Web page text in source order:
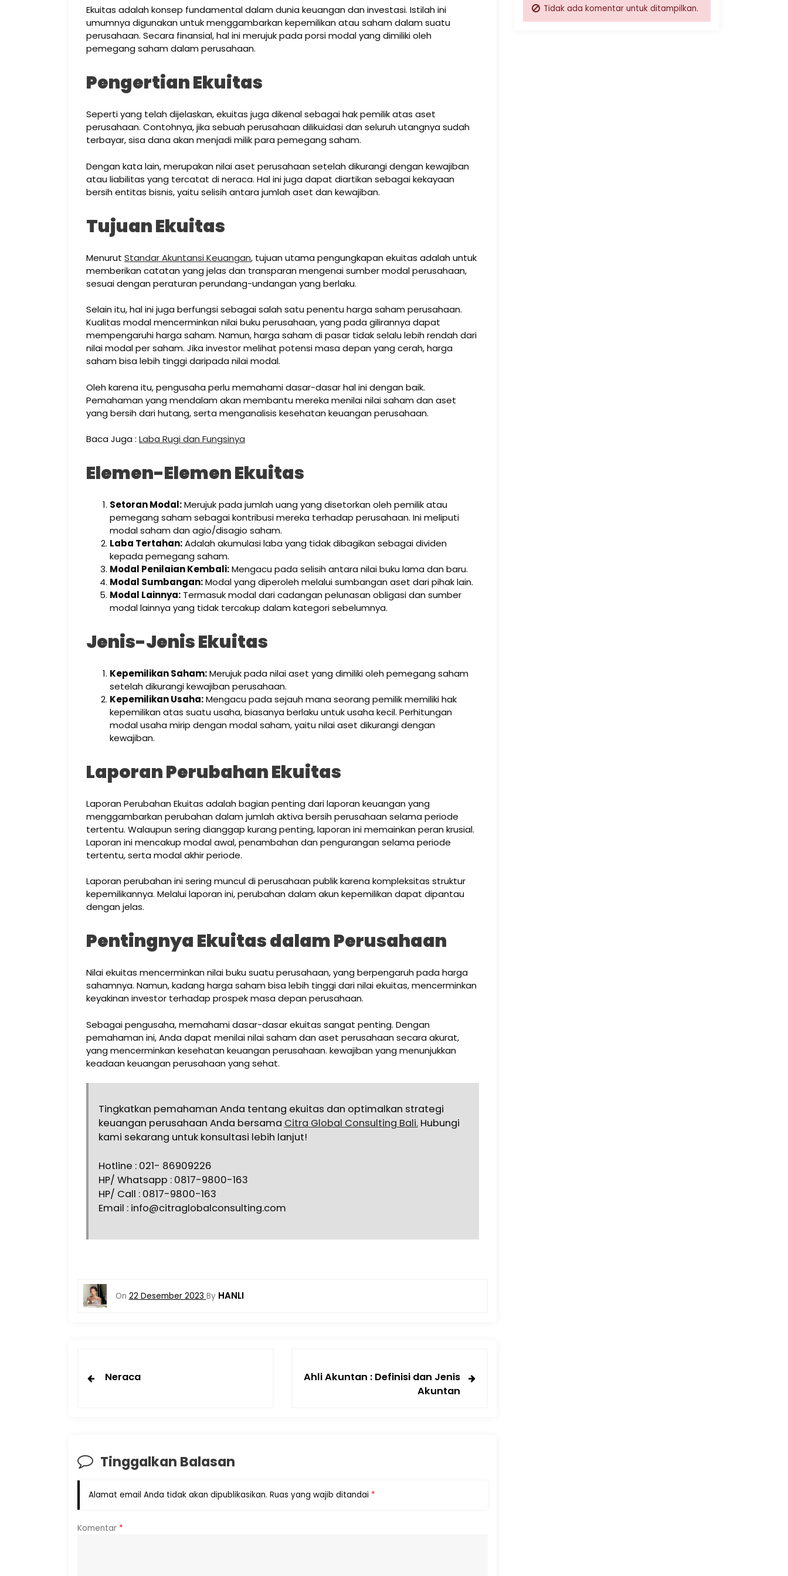
Ekuitas adalah konsep fundamental dalam dunia keuangan dan investasi. Istilah ini
umumnya digunakan untuk menggambarkan kepemilikan atau saham dalam suatu
perusahaan. Secara finansial, hal ini merujuk pada porsi modal yang dimiliki oleh
pemegang saham dalam perusahaan.
Pengertian Ekuitas
Seperti yang telah dijelaskan, ekuitas juga dikenal sebagai hak pemilik atas aset
perusahaan. Contohnya, jika sebuah perusahaan dilikuidasi dan seluruh utangnya sudah
terbayar, sisa dana akan menjadi milik para pemegang saham.
Dengan kata lain, merupakan nilai aset perusahaan setelah dikurangi dengan kewajiban
atau liabilitas yang tercatat di neraca. Hal ini juga dapat diartikan sebagai kekayaan
bersih entitas bisnis, yaitu selisih antara jumlah aset dan kewajiban.
Tujuan Ekuitas
Menurut Standar Akuntansi Keuangan, tujuan utama pengungkapan ekuitas adalah untuk
memberikan catatan yang jelas dan transparan mengenai sumber modal perusahaan,
sesuai dengan peraturan perundang-undangan yang berlaku.
Selain itu, hal ini juga berfungsi sebagai salah satu penentu harga saham perusahaan.
Kualitas modal mencerminkan nilai buku perusahaan, yang pada gilirannya dapat
mempengaruhi harga saham. Namun, harga saham di pasar tidak selalu lebih rendah dari
nilai modal per saham. Jika investor melihat potensi masa depan yang cerah, harga
saham bisa lebih tinggi daripada nilai modal.
Oleh karena itu, pengusaha perlu memahami dasar-dasar hal ini dengan baik.
Pemahaman yang mendalam akan membantu mereka menilai nilai saham dan aset
yang bersih dari hutang, serta menganalisis kesehatan keuangan perusahaan.
Baca Juga : Laba Rugi dan Fungsinya
Elemen-Elemen Ekuitas
Setoran Modal:Merujuk pada jumlah uang yang disetorkan oleh pemilik atau
pemegang saham sebagai kontribusi mereka terhadap perusahaan. Ini meliputi
modal saham dan agio/disagio saham.
Laba Tertahan:Adalah akumulasi laba yang tidak dibagikan sebagai dividen
kepada pemegang saham.
Modal Penilaian Kembali:Mengacu pada selisih antara nilai buku lama dan baru.
Modal Sumbangan:Modal yang diperoleh melalui sumbangan aset dari pihak lain.
Modal Lainnya: Termasuk modal dari cadangan pelunasan obligasi dan sumber
modal lainnya yang tidak tercakup dalam kategori sebelumnya.
Jenis-Jenis Ekuitas
Kepemilikan Saham:Merujuk pada nilai aset yang dimiliki oleh pemegang saham
setelah dikurangi kewajiban perusahaan.
Kepemilikan Usaha:Mengacu pada sejauh mana seorang pemilik memiliki hak
kepemilikan atas suatu usaha, biasanya berlaku untuk usaha kecil. Perhitungan
modal usaha mirip dengan modal saham, yaitu nilai aset dikurangi dengan
kewajiban.
Laporan Perubahan Ekuitas
Laporan Perubahan Ekuitas adalah bagian penting dari laporan keuangan yang
menggambarkan perubahan dalam jumlah aktiva bersih perusahaan selama periode
tertentu. Walaupun sering dianggap kurang penting, laporan ini memainkan peran krusial.
Laporan ini mencakup modal awal, penambahan dan pengurangan selama periode
tertentu, serta modal akhir periode.
Laporan perubahan ini sering muncul di perusahaan publik karena kompleksitas struktur
kepemilikannya. Melalui laporan ini, perubahan dalam akun kepemilikan dapat dipantau
dengan jelas.
Pentingnya Ekuitas dalam Perusahaan
Nilai ekuitas mencerminkan nilai buku suatu perusahaan, yang berpengaruh pada harga
sahamnya. Namun, kadang harga saham bisa lebih tinggi dari nilai ekuitas, mencerminkan
keyakinan investor terhadap prospek masa depan perusahaan.
Sebagai pengusaha, memahami dasar-dasar ekuitas sangat penting. Dengan
pemahaman ini, Anda dapat menilai nilai saham dan aset perusahaan secara akurat,
yang mencerminkan kesehatan keuangan perusahaan. kewajiban yang menunjukkan
keadaan keuangan perusahaan yang sehat.
Tingkatkan pemahaman Anda tentang ekuitas dan optimalkan strategi
keuangan perusahaan Anda bersama Citra Global Consulting Bali.Hubungi
kami sekarang untuk konsultasi lebih lanjut!
Hotline : 021- 86909226
HP/ Whatsapp : 0817-9800-163
HP/ Call : 0817-9800-163
Email : info@citraglobalconsulting.com
On 22 Desember 2023 By HANLI
Neraca
Ahli Akuntan : Definisi dan Jenis
Akuntan
Tinggalkan Balasan
Alamat email Anda tidak akan dipublikasikan. Ruas yang wajib ditandai *
Komentar *
Tidak ada komentar untuk ditampilkan.